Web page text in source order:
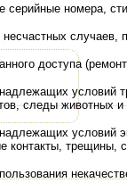
серийные номера,
доступа
условий
следы животных
условий
контакты,